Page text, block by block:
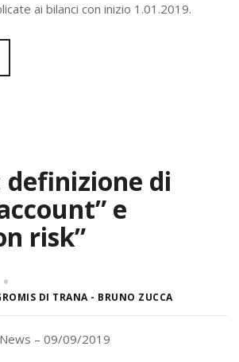
ai bilanci con inizio 1.01.2019.
definizione di
e
risk”
DI TRANA - BRUNO ZUCCA
– 09/09/2019